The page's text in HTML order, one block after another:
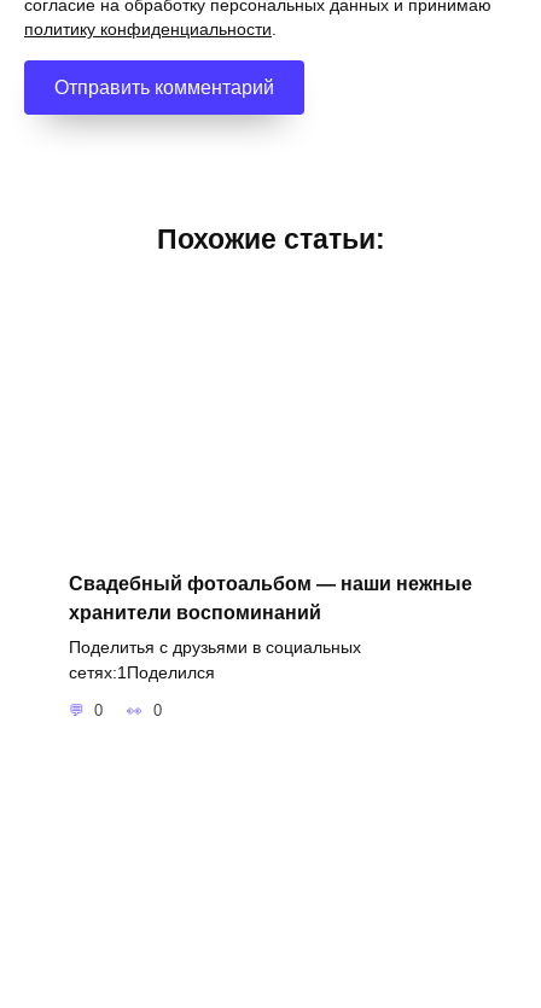
согласие на обработку персональных данных и принимаю
политику конфиденциальности.
Похожие статьи:
Свадебный фотоальбом — наши нежные
хранители воспоминаний
Поделитья с друзьями в социальных
сетях:1Поделился
0 0